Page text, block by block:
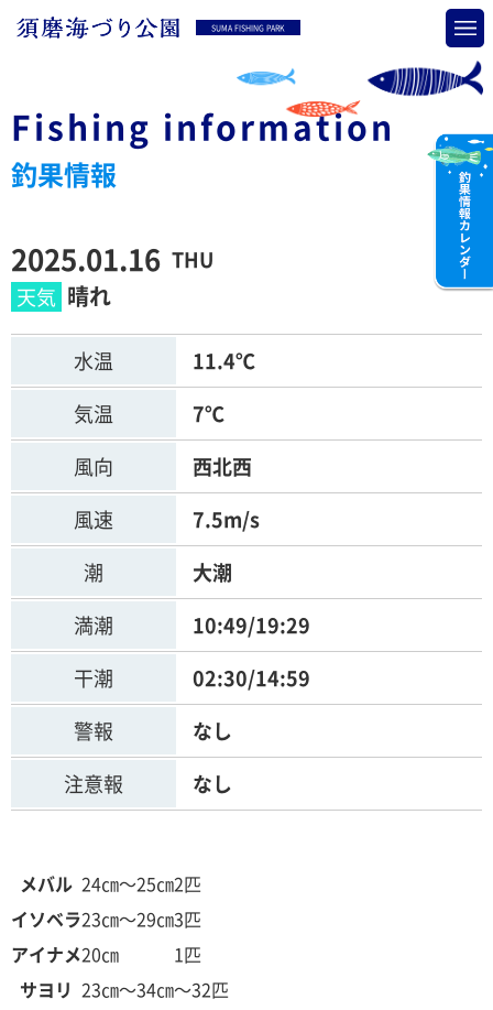
SUMA FISHING PARK
Fishing information
釣果情報
2025.01.16 THU
晴れ
水温
11.4℃
気温
7℃
風向
西北西
風速
7.5m/s
潮
大潮
満潮
10:49/19:29
干潮
02:30/14:59
警報
なし
注意報
なし
メバル 24㎝～25㎝2匹
イソベラ23㎝～29㎝3匹
アイナメ20㎝
1匹
サヨリ 23㎝～34㎝～32匹